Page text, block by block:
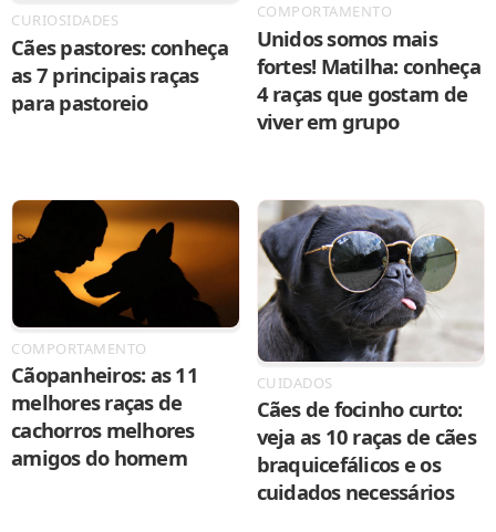
CURIOSIDADES
Cães pastores: conheça
as 7 principais raças
para pastoreio
COMPORTAMENTO
Unidos somos mais
fortes! Matilha: conheça
4 raças que gostam de
viver em grupo
COMPORTAMENTO
Cãopanheiros: as 11
melhores raças de
cachorros melhores
amigos do homem
CUIDADOS
Cães de focinho curto:
veja as 10 raças de cães
braquicefálicos e os
cuidados necessários